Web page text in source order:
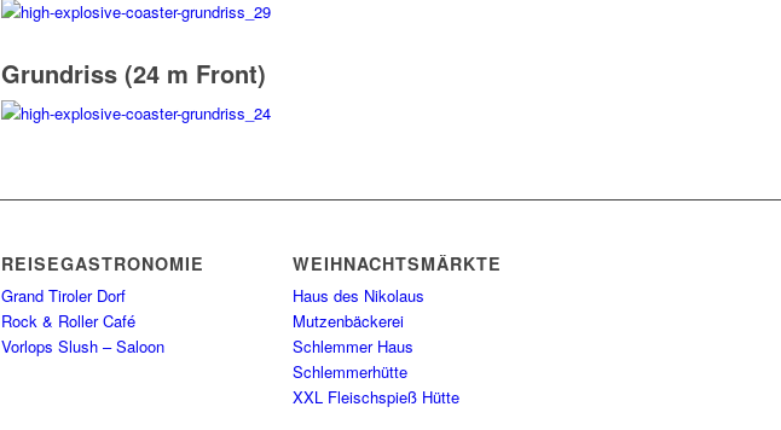
Grundriss (24 m Front)
REISEGASTRONOMIE
Grand Tiroler Dorf
Rock & Roller Café
Vorlops Slush – Saloon
WEIHNACHTSMÄRKTE
Haus des Nikolaus
Mutzenbäckerei
Schlemmer Haus
Schlemmerhütte
XXL Fleischspieß Hütte